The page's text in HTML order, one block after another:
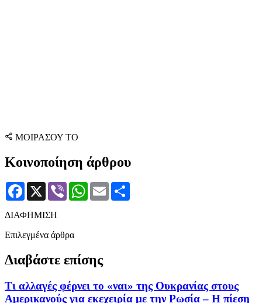
ΜΟΙΡΑΣΟΥ ΤΟ
Κοινοποίηση άρθρου
Facebook
X Viber WhatsApp
Email
ΔΙΑΦΗΜΙΣΗ
Επιλεγμένα άρθρα
Διαβάστε επίσης
Τι αλλαγές φέρνει το «ναι» της Ουκρανίας στους
Αμερικανούς για εκεχειρία με την Ρωσία – Η πίεση